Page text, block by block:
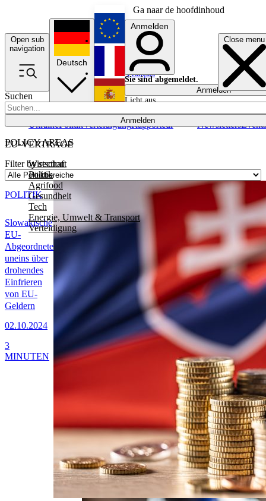
Ga naar de hoofdinhoud
Open sub
navigation
Close menu
Suchen
Anmelden
POLICY AREAS
Wirtschaft
Politik
Agrifood
Gesundheit
Tech
Energie, Umwelt & Transport
Verteidigung
UkrainePolitikVerteidigungRapporteur NewslettersEvents
Deutsch
English
Français
Anmelden
Sie sind abgemeldet.
Anmelden
Licht aus
EU-VERTRÄGE
Filter by section
Slowakische
EU-
Abgeordnete
uneins über
drohendes
Einfrieren
von EU-
Geldern
02.10.2024
POLITIK
3
MINUTEN